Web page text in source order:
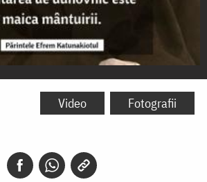
Video Fotografii